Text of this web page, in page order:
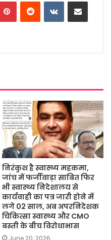
निरंकुश है स्वास्थ्य महकमा,
जांच में फर्जीवाड़ा साबित फिर
भी स्वास्थ्य निदेशालय से
कार्यवाही का पत्र जारी होने में
लगे 02 साल, अब अपरनिदेशक
चिकित्सा स्वास्थ्य और CMO
बस्ती के बीच विरोधाभास